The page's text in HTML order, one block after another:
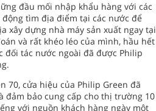
đầu mối nhập khẩu hàng với các
tìm địa điểm tại các nước để
xây dựng nhà máy sản xuất ngay tại
và rất khéo léo của mình, hầu hết
đối tác nước ngoài đã được Philip
70, cửa hiệu của Philip Green đã
đảm bảo cung cấp cho thị trường 10
với nguồn khách hàng ngày một